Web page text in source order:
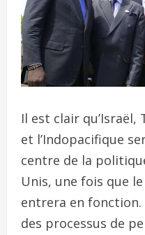
Il est clair qu’Israël,
et l’Indopacifique
centre de la
Unis, une fois que
entrera en
des processus de